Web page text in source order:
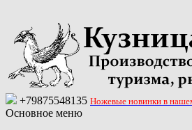
+79875548135 Ножевые новинки в
Основное меню